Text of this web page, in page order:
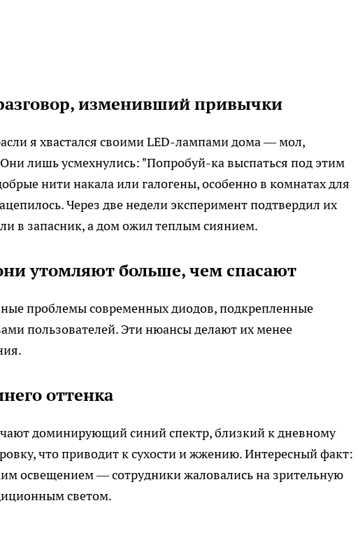
изменивший привычки
я хвастался своими LED-лампами дома — мол,
лишь усмехнулись: "Попробуй-ка выспаться под этим
нити накала или галогены, особенно в комнатах для
Через две недели эксперимент подтвердил их
в запасник, а дом ожил теплым сиянием.
утомляют больше, чем спасают
проблемы современных диодов, подкрепленные
пользователей. Эти нюансы делают их менее
оттенка
доминирующий синий спектр, близкий к дневному
что приводит к сухости и жжению. Интересный факт:
освещением — сотрудники жаловались на зрительную
светом.